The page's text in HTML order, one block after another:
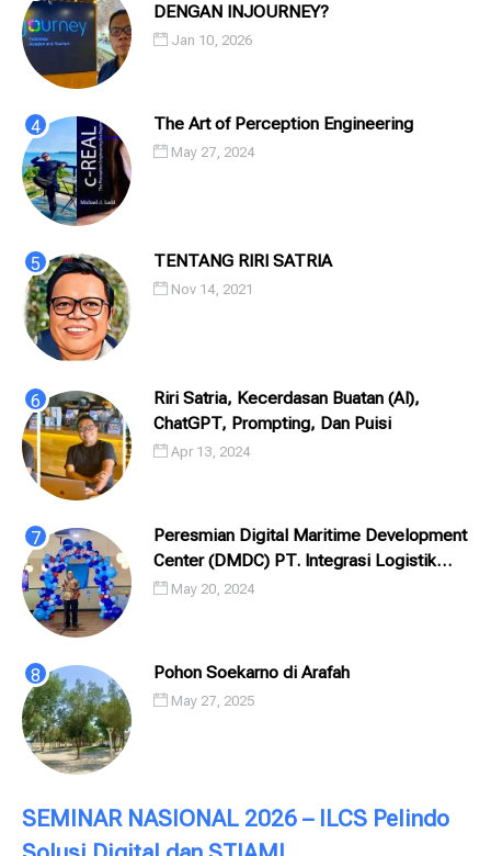
DENGAN INJOURNEY?
Jan 10, 2026
The Art of Perception Engineering
May 27, 2024
TENTANG RIRI SATRIA
Nov 14, 2021
Riri Satria, Kecerdasan Buatan (AI),
ChatGPT, Prompting, Dan Puisi
Apr 13, 2024
Peresmian Digital Maritime Development
Center (DMDC) PT. Integrasi Logistik
Cipta Solusi (ILCS) / Pelindo Solusi
May 20, 2024
Pohon Soekarno di Arafah
May 27, 2025
SEMINAR NASIONAL 2026 – ILCS Pelindo